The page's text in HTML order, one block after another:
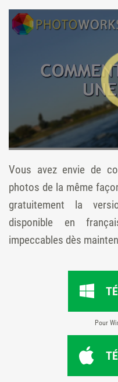
Vous avez envie de
photos de la même
gratuitement la
disponible en
impeccables dès
Pour